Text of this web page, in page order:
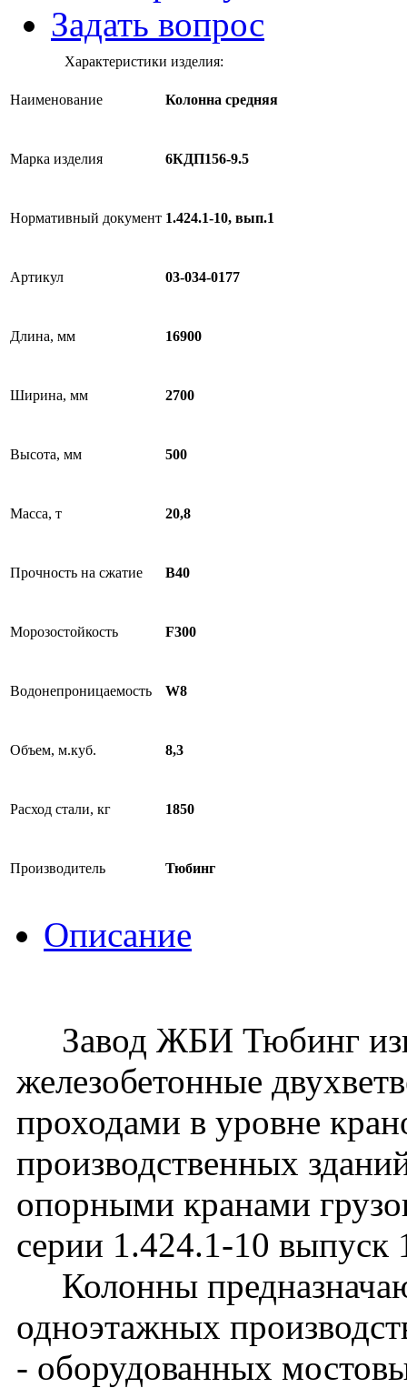
Задать вопрос
Характеристики изделия:
Наименование Колонна средняя
Марка изделия 6КДП156-9.5
Нормативный документ 1.424.1-10, вып.1
Артикул 03-034-0177
Длина, мм 16900
Ширина, мм 2700
Высота, мм 500
Масса, т 20,8
Прочность на сжатие В40
Морозостойкость F300
Водонепроницаемость W8
Объем, м.куб. 8,3
Расход стали, кг 1850
Производитель Тюбинг
Описание
Завод ЖБИ Тюбинг
железобетонные
проходами в уровне
производственных
опорными кранами
серии 1.424.1-10 выпуск
Колонны
одноэтажных
- оборудованных